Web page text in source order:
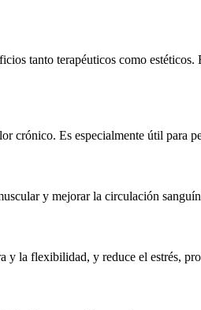
tanto terapéuticos como
crónico. Es especialmente útil para
y mejorar la circulación
la flexibilidad, y reduce el estrés,